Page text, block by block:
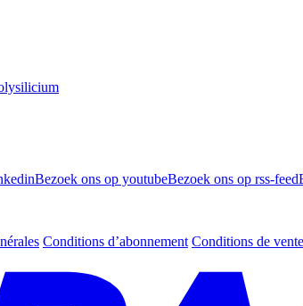
Bezoek ons op youtubeBezoek ons op rss-feed
Conditions d’abonnement Conditions de vente